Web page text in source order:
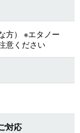
方） ※エタノー
意ください
対応